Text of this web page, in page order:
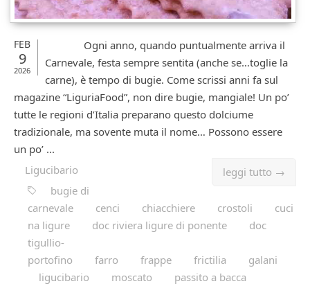
FEB
9
2026
Ogni anno, quando puntualmente arriva il
Carnevale, festa sempre sentita (anche se…toglie la
carne), è tempo di bugie. Come scrissi anni fa sul
magazine “LiguriaFood”, non dire bugie, mangiale! Un po’
tutte le regioni d’Italia preparano questo dolciume
tradizionale, ma sovente muta il nome… Possono essere
un po’ ...
leggi tutto →
Ligucibario
bugie di
carnevale
cenci chiacchiere crostoli
cuci
na ligure
doc riviera ligure di ponente
doc
tigullio-
portofino
farro frappe frictilia
galani
ligucibario
moscato
passito a bacca